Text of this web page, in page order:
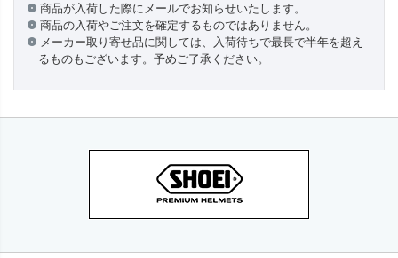
商品が入荷した際にメールでお知らせいたします。
商品の入荷やご注文を確定するものではありません。
メーカー取り寄せ品に関しては、入荷待ちで最長で半年を超え
るものもございます。予めご了承ください。